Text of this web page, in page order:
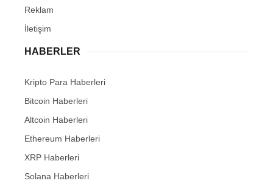
Reklam
İletişim
HABERLER
Kripto Para Haberleri
Bitcoin Haberleri
Altcoin Haberleri
Ethereum Haberleri
XRP Haberleri
Solana Haberleri